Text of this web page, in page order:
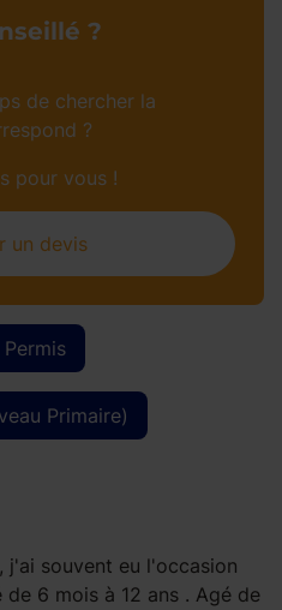
Permis
Primaire)
j'ai souvent eu l'occasion
6 mois à 12 ans . Agé de
?
de chercher la
?
pour vous !
un devis